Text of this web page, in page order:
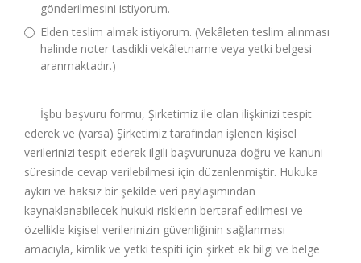
gönderilmesini istiyorum.
Elden teslim almak istiyorum. (Vekâleten teslim alınması
halinde noter tasdikli vekâletname veya yetki belgesi
aranmaktadır.)
İşbu başvuru formu, Şirketimiz ile olan ilişkinizi tespit
ederek ve (varsa) Şirketimiz tarafından işlenen kişisel
verilerinizi tespit ederek ilgili başvurunuza doğru ve kanuni
süresinde cevap verilebilmesi için düzenlenmiştir. Hukuka
aykırı ve haksız bir şekilde veri paylaşımından
kaynaklanabilecek hukuki risklerin bertaraf edilmesi ve
özellikle kişisel verilerinizin güvenliğinin sağlanması
amacıyla, kimlik ve yetki tespiti için şirket ek bilgi ve belge